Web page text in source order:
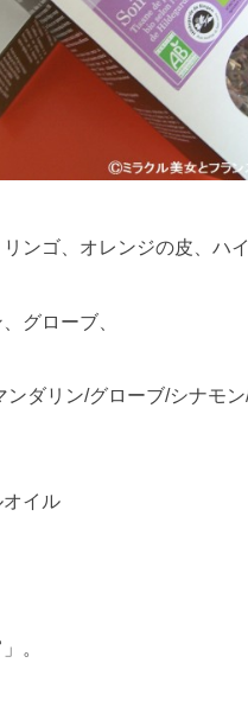
ンゴ、オレンジの皮、ハ
グローブ、
ンダリン/グローブ/シナモ
イル
。